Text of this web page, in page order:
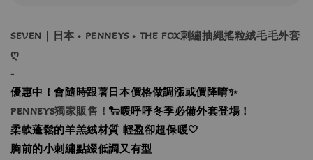
SEVEN｜日本 • PENNEYS • THE FOX刺繡抽繩搖粒絨毛毛外套
ღ
-
優惠中！會隨時跟著日本價格做調漲或價降唷✨
PENNEYS獨家販售！🐑暖呼呼冬季必備外套登場！
柔軟蓬鬆的羊羔絨材質 輕盈卻超保暖🤍
胸前的小刺繡點綴低調又有型